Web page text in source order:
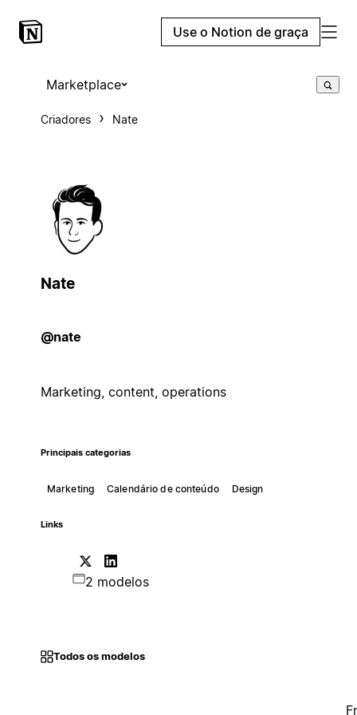
Use o Notion de graça
Marketplace
Criadores Nate
Nate
@nate
Marketing, content, operations
Principais categorias
Marketing Calendário de conteúdo Design
Links
2 modelos
Todos os modelos